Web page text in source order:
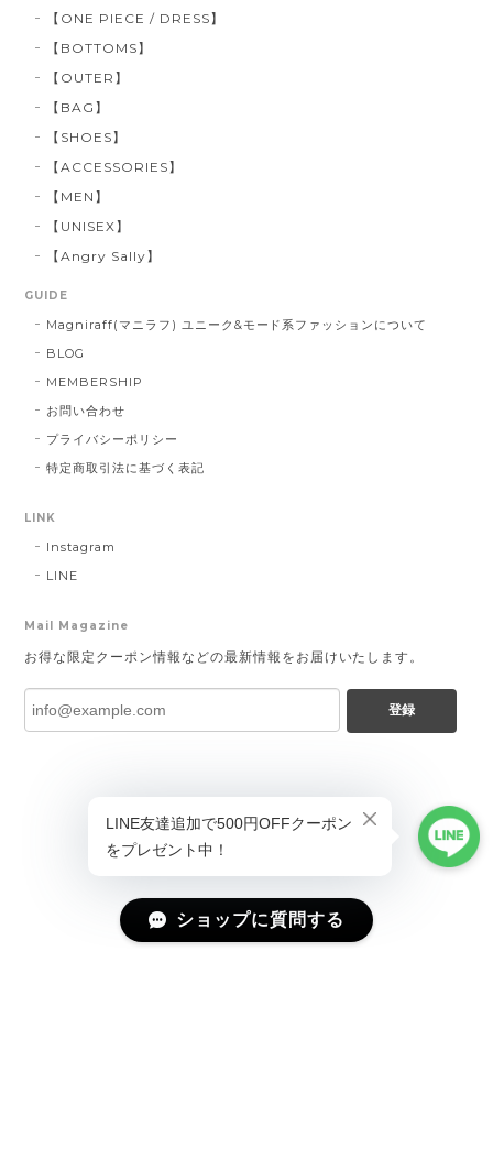
【ONE PIECE / DRESS】
【BOTTOMS】
【OUTER】
【BAG】
【SHOES】
【ACCESSORIES】
【MEN】
【UNISEX】
【Angry Sally】
GUIDE
Magniraff(マニラフ) ユニーク&モード系ファッションについて
BLOG
MEMBERSHIP
お問い合わせ
プライバシーポリシー
特定商取引法に基づく表記
LINK
Instagram
LINE
Mail Magazine
お得な限定クーポン情報などの最新情報をお届けいたします。
登録
ショップに質問する